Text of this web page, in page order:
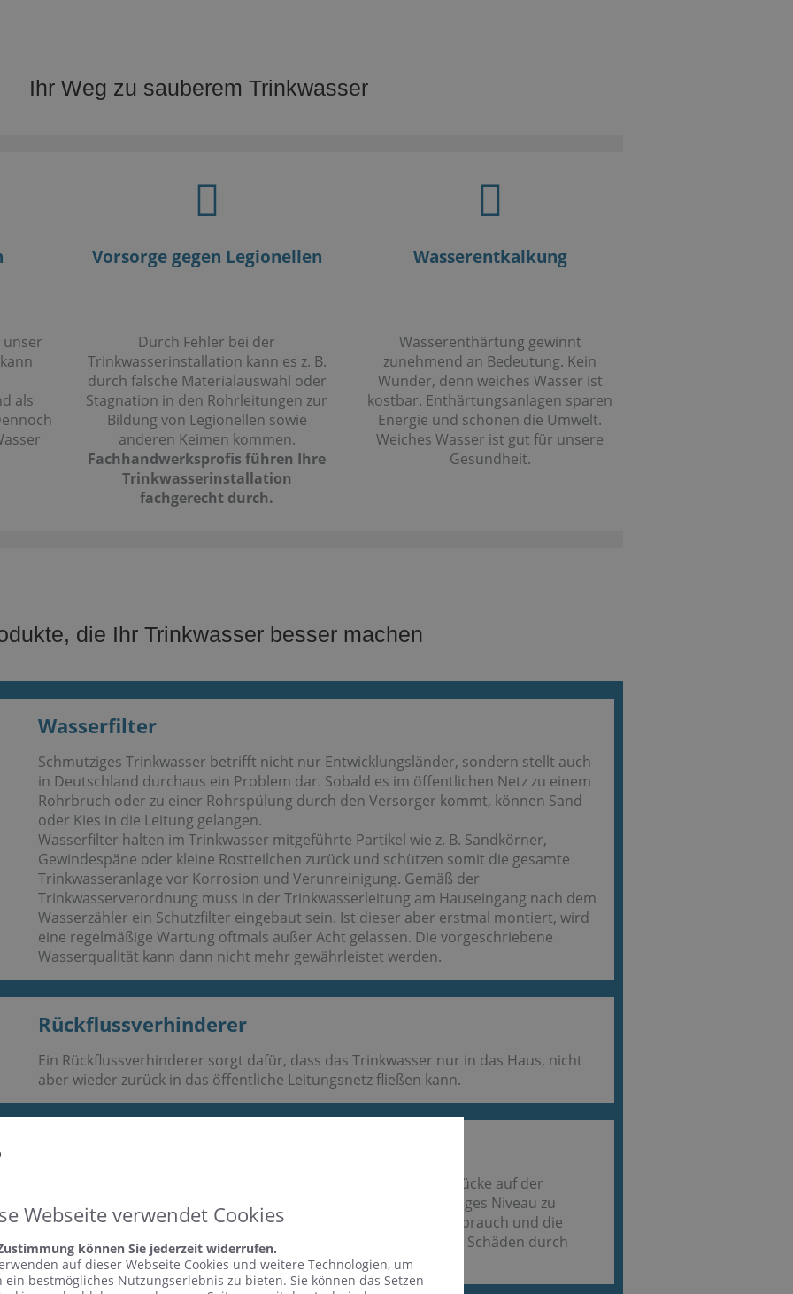
Ihr Weg zu sauberem Trinkwasser
als
Vorsorge gegen Legionellen
Durch Fehler bei der
Trinkwasserinstallation kann es z. B.
durch falsche Materialauswahl oder
Stagnation in den Rohrleitungen zur
Bildung von Legionellen sowie
anderen Keimen kommen.
Fachhandwerksprofis führen Ihre
Trinkwasserinstallation
fachgerecht durch.
Wasserentkalkung
Wasserenthärtung gewinnt
zunehmend an Bedeutung. Kein
Wunder, denn weiches Wasser ist
kostbar. Enthärtungsanlagen sparen
Energie und schonen die Umwelt.
Weiches Wasser ist gut für unsere
Gesundheit.
die Ihr Trinkwasser besser machen
Wasserfilter​
Schmutziges Trinkwasser betrifft nicht nur Entwicklungsländer, sondern stellt auch
in Deutschland durchaus ein Problem dar. Sobald es im öffentlichen Netz zu einem
Rohrbruch oder zu einer Rohrspülung durch den Versorger kommt, können Sand
oder Kies in die Leitung gelangen.
Wasserfilter halten im Trinkwasser mitgeführte Partikel wie z. B. Sandkörner,
Gewindespäne oder kleine Rostteilchen zurück und schützen somit die gesamte
Trinkwasseranlage vor Korrosion und Verunreinigung. Gemäß der
Trinkwasserverordnung muss in der Trinkwasserleitung am Hauseingang nach dem
Wasserzähler ein Schutzfilter eingebaut sein. Ist dieser aber erstmal montiert, wird
eine regelmäßige Wartung oftmals außer Acht gelassen. Die vorgeschriebene
Wasserqualität kann dann nicht mehr gewährleistet werden.
Rückflussverhinderer​
Ein Rückflussverhinderer sorgt dafür, dass das Trinkwasser nur in das Haus, nicht
aber wieder zurück in das öffentliche Leitungsnetz fließen kann.
Druckminderer werden benötigt, um trotz unterschiedlicher Drücke auf der
Eingangsseite den Trinkwasserdruck im Haus auf ein gleichmäßiges Niveau zu
regeln. Ein zu hoher Druck wirkt sich negativ auf den Wasserverbrauch und die
Geräuschentwicklung in den Armaturen aus. Außerdem werden Schäden durch
Überdruck, wie z. B. Rohrbrüche, vermieden.
Webseite verwendet Cookies
können Sie jederzeit widerrufen.
auf dieser Webseite Cookies und weitere Technologien, um
ein bestmögliches Nutzungserlebnis zu bieten. Sie können das Setzen